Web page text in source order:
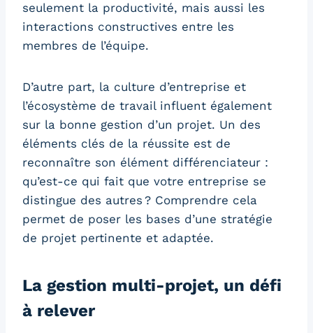
seulement la productivité, mais aussi les
interactions constructives entre les
membres de l’équipe.
D’autre part, la culture d’entreprise et
l’écosystème de travail influent également
sur la bonne gestion d’un projet. Un des
éléments clés de la réussite est de
reconnaître son élément différenciateur :
qu’est-ce qui fait que votre entreprise se
distingue des autres ? Comprendre cela
permet de poser les bases d’une stratégie
de projet pertinente et adaptée.
La gestion multi-projet, un défi
à relever